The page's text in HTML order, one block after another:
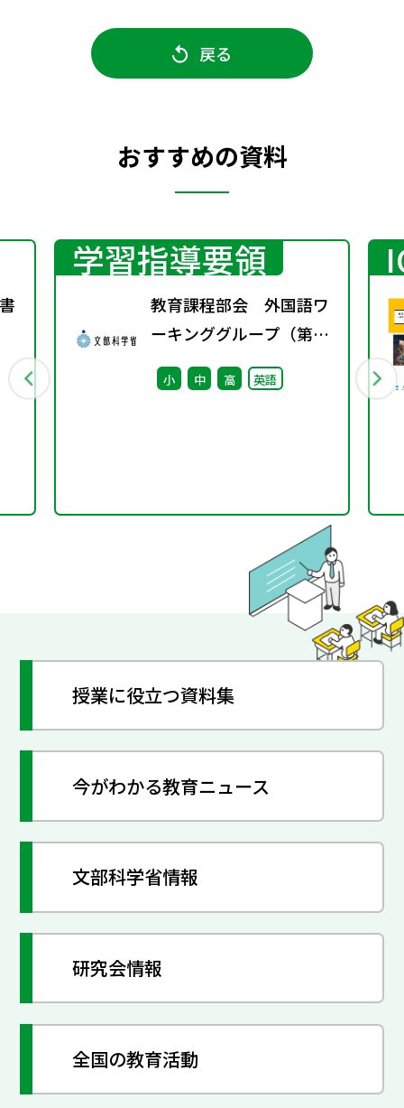
戻る
おすすめの資料
学習指導要領
教育課程部会 外国語ワ
ーキンググループ（第3
回） 配付資料
小 中 高 英語
授業に役立つ資料集
今がわかる教育ニュース
文部科学省情報
研究会情報
全国の教育活動